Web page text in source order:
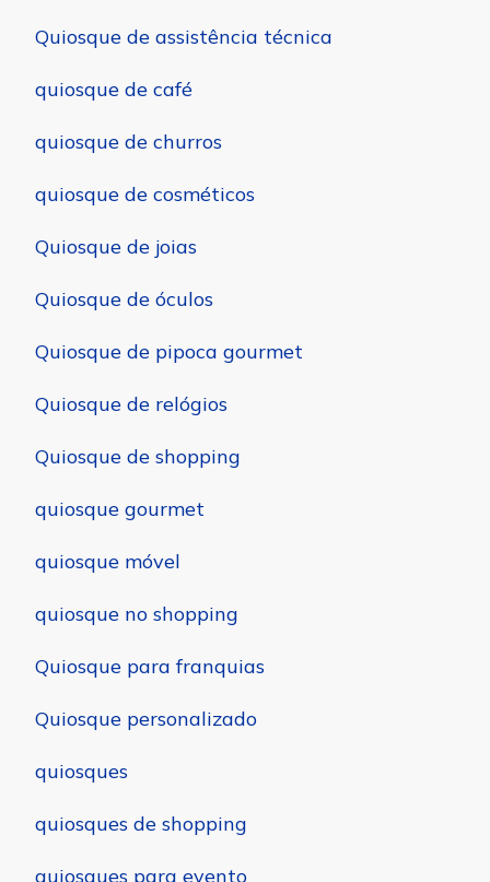
Quiosque de assistência técnica
quiosque de café
quiosque de churros
quiosque de cosméticos
Quiosque de joias
Quiosque de óculos
Quiosque de pipoca gourmet
Quiosque de relógios
Quiosque de shopping
quiosque gourmet
quiosque móvel
quiosque no shopping
Quiosque para franquias
Quiosque personalizado
quiosques
quiosques de shopping
quiosques para evento